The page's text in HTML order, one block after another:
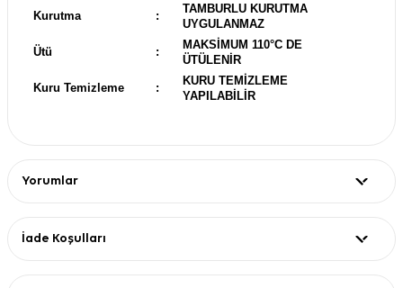
Kurutma :
TAMBURLU KURUTMA
UYGULANMAZ
Ütü :
MAKSİMUM 110°C DE
ÜTÜLENİR
Kuru Temizleme :
KURU TEMİZLEME
YAPILABİLİR
Yorumlar
İade Koşulları